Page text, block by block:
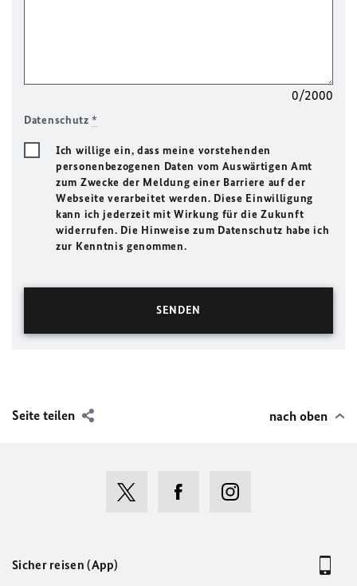
0/2000
Datenschutz*
Ich willige ein, dass meine vorstehenden
personenbezogenen Daten vom Auswärtigen Amt
zum Zwecke der Meldung einer Barriere auf der
Webseite verarbeitet werden. Diese Einwilligung
kann ich jederzeit mit Wirkung für die Zukunft
widerrufen. Die Hinweise zum Datenschutz habe ich
zur Kenntnis genommen.
Seite teilen nach oben
Sicher reisen (App)